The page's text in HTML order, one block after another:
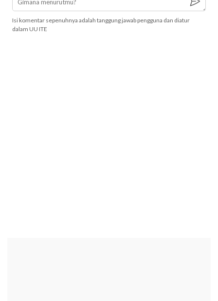
Isi komentar sepenuhnya adalah tanggung jawab pengguna dan diatur
dalam UU ITE